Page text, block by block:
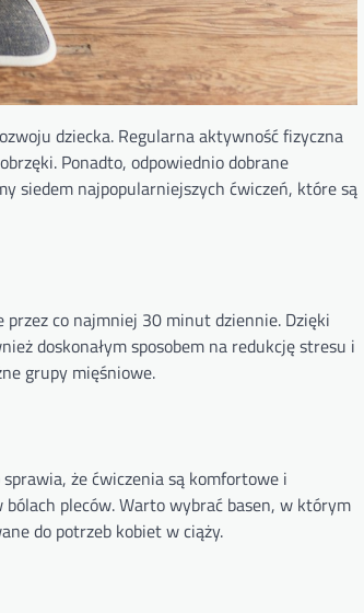
dziecka. Regularna aktywność fizyczna
Ponadto, odpowiednio dobrane
siedem najpopularniejszych ćwiczeń, które są
przez co najmniej 30 minut dziennie. Dzięki
doskonałym sposobem na redukcję stresu i
grupy mięśniowe.
że ćwiczenia są komfortowe i
bólach pleców. Warto wybrać basen, w którym
do potrzeb kobiet w ciąży.